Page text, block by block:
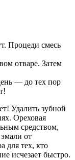
Процеди смесь
отваре. Затем
— до тех пор
Удалить зубной
Ореховая
средством,
от
для тех, кто
исчезает быстро.